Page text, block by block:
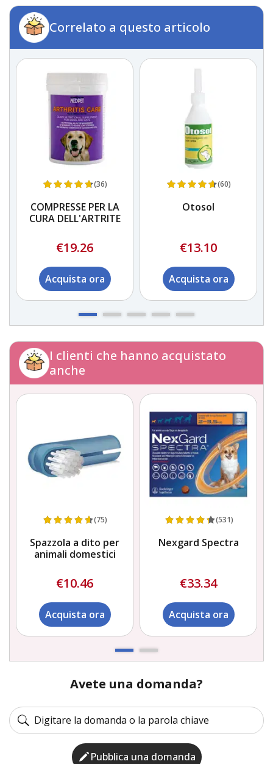
Correlato a questo articolo
(36)
COMPRESSE PER LA
CURA DELL'ARTRITE
€19.26
Acquista ora
(60)
Otosol
€13.10
Acquista ora
I clienti che hanno acquistato
anche
(75)
Spazzola a dito per
animali domestici
€10.46
Acquista ora
(531)
Nexgard Spectra
€33.34
Acquista ora
Avete una domanda?
Pubblica una domanda